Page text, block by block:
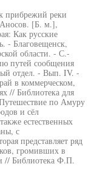
прибрежий реки
[Б. м.],
Как русские
- Благовещенск,
области. - С.-
путей сообщения
отдел. - Вып. IV. -
в коммерческом,
// Библиотека для
по Амуру
и сёл
естественных
с
представляет ряд
громивших в
// Библиотека Ф.П.